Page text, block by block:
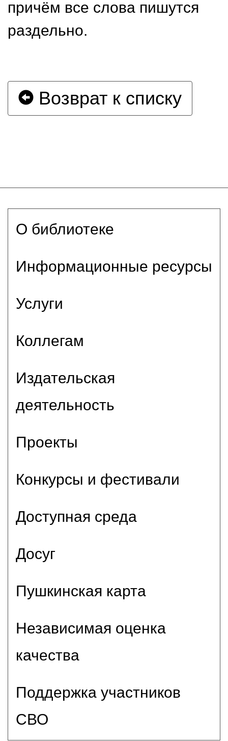
причём все слова пишутся
раздельно.
Возврат к списку
О библиотеке
Информационные ресурсы
Услуги
Коллегам
Издательская
деятельность
Проекты
Конкурсы и фестивали
Доступная среда
Досуг
Пушкинская карта
Независимая оценка
качества
Поддержка участников
СВО